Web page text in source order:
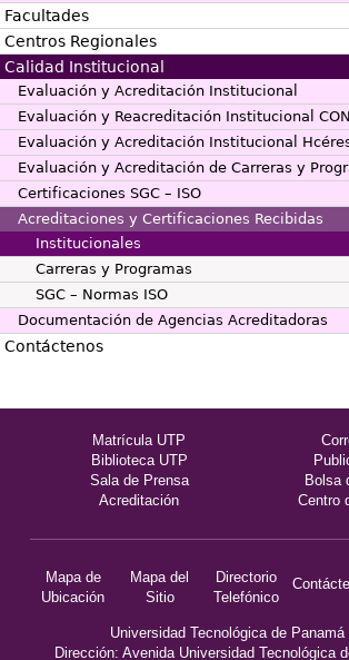
Facultades
Centros Regionales
Calidad Institucional
Evaluación y Acreditación Institucional
Evaluación y Reacreditación Institucional
Evaluación y Acreditación Institucional
Evaluación y Acreditación de Carreras y
Certificaciones SGC – ISO
Acreditaciones y Certificaciones Recibidas
Institucionales
Carreras y Programas
SGC – Normas ISO
Documentación de Agencias Acreditadoras
Contáctenos
Matrícula UTP
Biblioteca UTP
Sala de Prensa
Bolsa
Acreditación
Centro
Mapa de
Ubicación
Mapa del
Sitio
Directorio
Telefónico
Universidad Tecnológica de Panamá
Dirección: Avenida Universidad Tecnológica